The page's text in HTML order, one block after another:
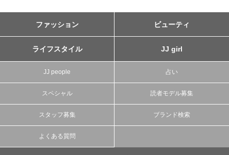
ファッション ビューティ
ライフスタイル JJ girl
JJ people 占い
スペシャル 読者モデル募集
スタッフ募集 ブランド検索
よくある質問